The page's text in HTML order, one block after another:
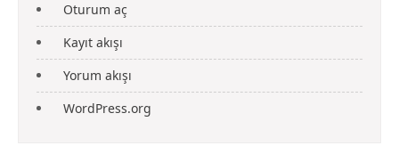
Oturum aç
Kayıt akışı
Yorum akışı
WordPress.org